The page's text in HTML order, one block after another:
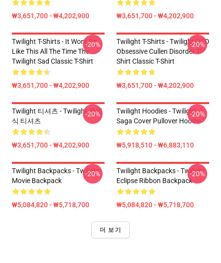
₩3,651,700 - ₩4,202,900 ₩3,651,700 - ₩4,202,900
Twilight T-Shirts - It Wont Be
Like This All The Time The
Twilight Sad Classic T-Shirt
₩3,651,700 - ₩4,202,900
-20%
Twilight T-Shirts - Twilight OCD
Obsessive Cullen Disorder T-
Shirt Classic T-Shirt
₩3,651,700 - ₩4,202,900
-20%
Twilight 티셔츠 - Twilight 클래
식 티셔츠
₩3,651,700 - ₩4,202,900
-20%
Twilight Hoodies - Twilight
Saga Cover Pullover Hoodie
₩5,918,510 - ₩6,883,110
-20%
Twilight Backpacks - Twilight
Movie Backpack
₩5,084,820 - ₩5,718,700
-20%
Twilight Backpacks - Twilight
Eclipse Ribbon Backpack
₩5,084,820 - ₩5,718,700
-20%
더 보기